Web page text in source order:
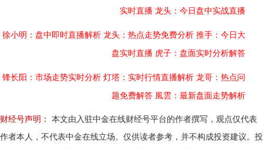
实时直播 龙头：今日盘中实战直播
徐小明：盘中即时直播解析 龙头：热点走势免费分析 推手：今日大
盘实时直播 虎子：盘面实时分析解答
锋长阳：市场走势实时分析 灯塔：实时行情直播解析 龙哥：热点问
题免费解答 風雲：最新盘面走势解析
财经号声明：
本文由入驻中金在线财经号平台的作者撰写，观点仅代表
作者本人，不代表中金在线立场。仅供读者参考，并不构成投资建议。投